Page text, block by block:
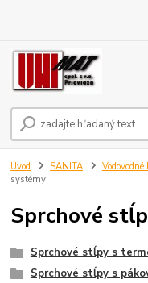
Úvod SANITA
systémy
Sprchové
Sprchové stĺpy s
Sprchové stĺpy s